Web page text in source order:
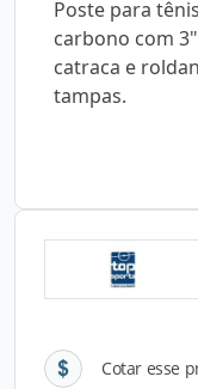
Poste para
carbono com
catraca e
tampas.
Cotar esse